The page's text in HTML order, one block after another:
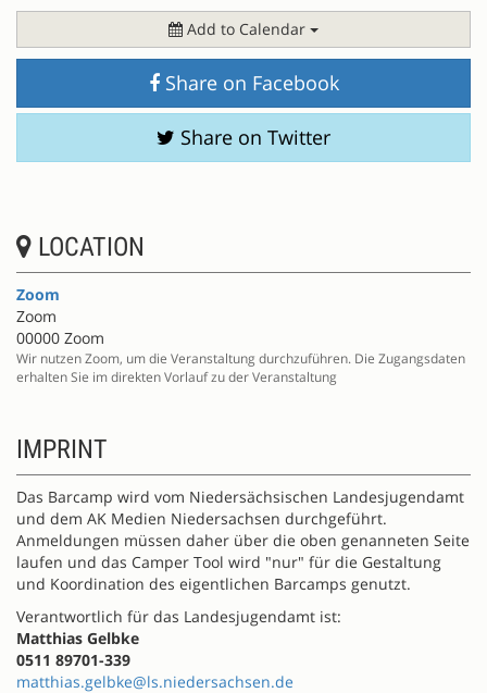
Add to Calendar
Share on Facebook
Share on Twitter
LOCATION
Zoom
Zoom
00000 Zoom
Wir nutzen Zoom, um die Veranstaltung durchzuführen. Die Zugangsdaten
erhalten Sie im direkten Vorlauf zu der Veranstaltung
IMPRINT
Das Barcamp wird vom Niedersächsischen Landesjugendamt
und dem AK Medien Niedersachsen durchgeführt.
Anmeldungen müssen daher über die oben genanneten Seite
laufen und das Camper Tool wird "nur" für die Gestaltung
und Koordination des eigentlichen Barcamps genutzt.
Verantwortlich für das Landesjugendamt ist:
Matthias Gelbke
0511 89701-339
matthias.gelbke@ls.niedersachsen.de